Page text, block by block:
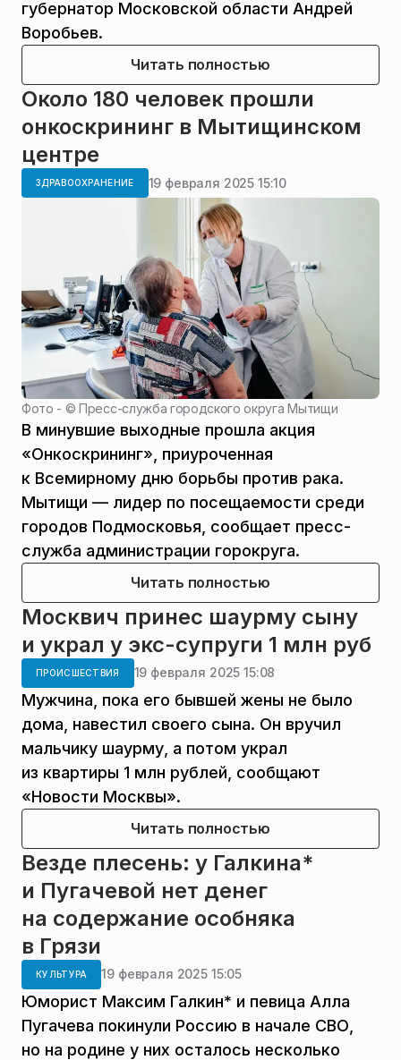
губернатор Московской области Андрей
Воробьев.
Читать полностью
Около 180 человек прошли
онкоскрининг в Мытищинском
центре
ЗДРАВООХРАНЕНИЕ 19 февраля 2025 15:10
Фото - ©Пресс-служба городского округа Мытищи
В минувшие выходные прошла акция
«Онкоскрининг», приуроченная
к Всемирному дню борьбы против рака.
Мытищи — лидер по посещаемости среди
городов Подмосковья, сообщает пресс-
служба администрации горокруга.
Читать полностью
Москвич принес шаурму сыну
и украл у экс-супруги 1 млн руб
ПРОИСШЕСТВИЯ 19 февраля 2025 15:08
Мужчина, пока его бывшей жены не было
дома, навестил своего сына. Он вручил
мальчику шаурму, а потом украл
из квартиры 1 млн рублей, сообщают
«Новости Москвы».
Читать полностью
Везде плесень: у Галкина*
и Пугачевой нет денег
на содержание особняка
в Грязи
КУЛЬТУРА 19 февраля 2025 15:05
Юморист Максим Галкин* и певица Алла
Пугачева покинули Россию в начале СВО,
но на родине у них осталось несколько